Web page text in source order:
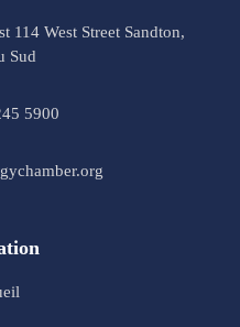
114 West Street Sandton,
Sud
5900